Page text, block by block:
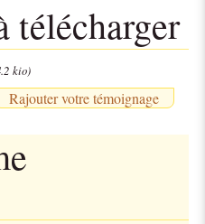
télécharger
kio)
Rajouter votre témoignage